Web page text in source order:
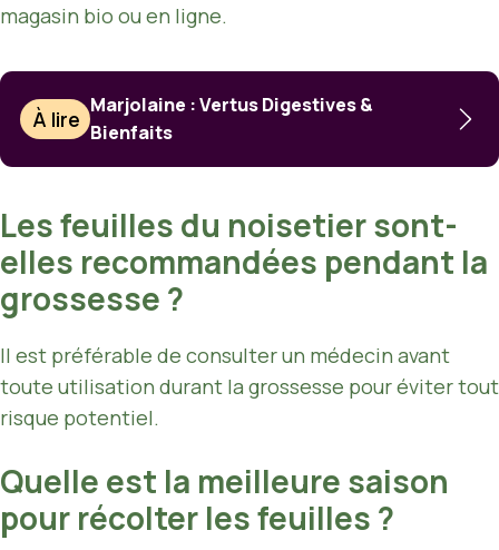
magasin bio ou en ligne.
À lire
Marjolaine : Vertus Digestives &
Bienfaits
Les feuilles du noisetier sont-
elles recommandées pendant la
grossesse ?
Il est préférable de consulter un médecin avant
toute utilisation durant la grossesse pour éviter tout
risque potentiel.
Quelle est la meilleure saison
pour récolter les feuilles ?